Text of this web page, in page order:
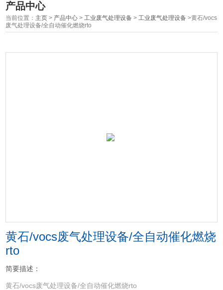
产品中心
当前位置： 主页 > 产品中心 >工业废气处理设备 >工业废气处理设备 >黄石/vocs
废气处理设备/全自动催化燃烧rto
黄石/vocs废气处理设备/全自动催化燃烧
rto
简要描述：
黄石/vocs废气处理设备/全自动催化燃烧rto